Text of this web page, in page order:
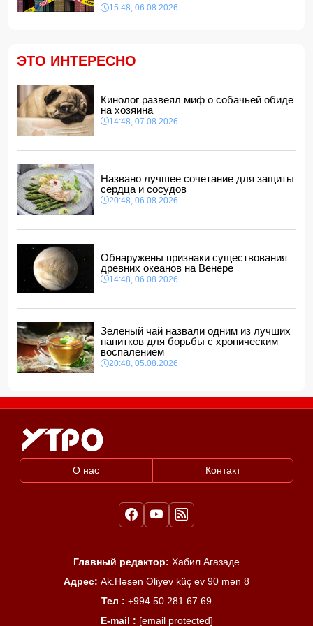
утонувшего в канале молодого мужчины
11:00, 07.08.2026
Euractiv: Исландия попросила Брюссель не
вмешиваться в референдум по вопросу членства в ЕС
10:48, 07.08.2026
Азербайджан сохраняет 26-е место в рейтинге УЕФА
10:28, 07.08.2026
территорию Азербайджана
10:10, 07.08.2026
15:48, 06.08.2026
ЭТО ИНТЕРЕСНО
Кинолог развеял миф о собачьей обиде
на хозяина
14:48, 07.08.2026
Названо лучшее сочетание для защиты
сердца и сосудов
20:48, 06.08.2026
Обнаружены признаки существования
древних океанов на Венере
14:48, 06.08.2026
Зеленый чай назвали одним из лучших
напитков для борьбы с хроническим
воспалением
20:48, 05.08.2026
О нас Контакт
Главный редактор: Хабил Агазаде
Адрес: Ak.Həsən Əliyev küç ev 90 mən 8
Тел : +994 50 281 67 69
E-mail : [email protected]